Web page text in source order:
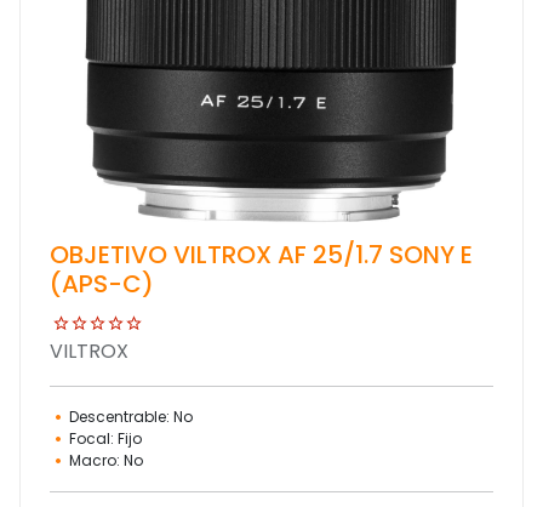
OBJETIVO VILTROX AF 25/1.7 SONY E
(APS-C)
VILTROX
Descentrable: No
Focal: Fijo
Macro: No